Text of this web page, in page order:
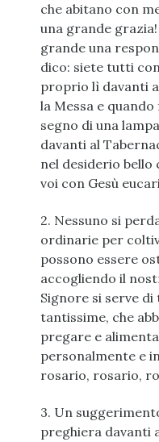
che abitano con
una grande
grande una
dico: siete tutti
proprio lì davanti
la Messa e
segno di una
davanti al
nel desiderio bello
voi con Gesù
2. Nessuno si
ordinarie per
possono essere
accogliendo il
Signore si serve
tantissime, che
pregare e
personalmente e
rosario, rosario,
3. Un
preghiera davanti